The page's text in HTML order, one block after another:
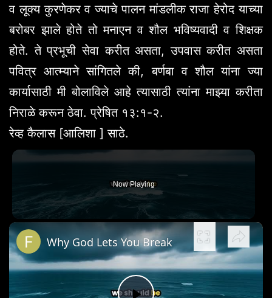
व लूक्य कुरणेकर व ज्याचे पालन मांडलीक राजा हेरोद याच्या
बरोबर झाले होते तो मनाएन व शौल भविष्यवादी व शिक्षक
होते. ते प्रभूची सेवा करीत असता, उपवास करीत असता
पवित्र आत्म्याने सांगितले की, बर्णबा व शौल यांना ज्या
कार्यासाठी मी बोलाविले आहे त्यासाठी त्यांना माझ्या करीता
निराळे करून ठेवा. प्रेषित १३:१-२.
रेव्ह कैलास [आलिशा ] साठे.
Now Playing
×
Why God Lets You Break